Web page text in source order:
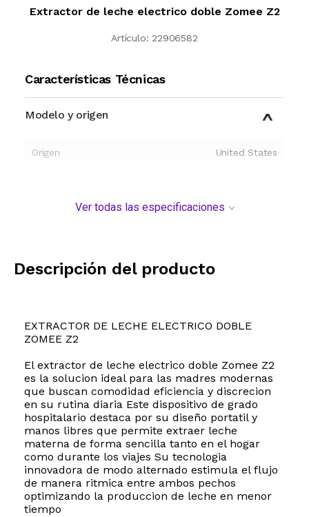
Extractor de leche electrico doble Zomee Z2
Artículo: 22906582
Características Técnicas
Modelo y origen
Origen United States
Ver todas las especificaciones
Descripción del producto
EXTRACTOR DE LECHE ELECTRICO DOBLE
ZOMEE Z2
El extractor de leche electrico doble Zomee Z2
es la solucion ideal para las madres modernas
que buscan comodidad eficiencia y discrecion
en su rutina diaria Este dispositivo de grado
hospitalario destaca por su diseño portatil y
manos libres que permite extraer leche
materna de forma sencilla tanto en el hogar
como durante los viajes Su tecnologia
innovadora de modo alternado estimula el flujo
de manera ritmica entre ambos pechos
optimizando la produccion de leche en menor
tiempo